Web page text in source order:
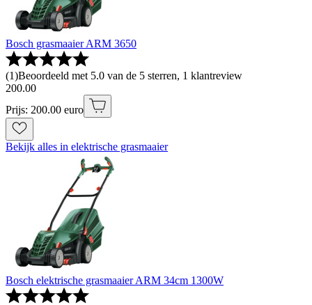
Bosch grasmaaier ARM 3650
(1)Beoordeeld met 5.0 van de 5 sterren, 1 klantreview
200.00
Prijs: 200.00 euro
Bekijk alles in elektrische grasmaaier
Bosch elektrische grasmaaier ARM 34cm 1300W